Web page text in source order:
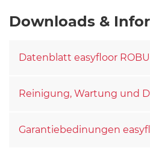
Downloads &
Datenblatt easyfloor
Reinigung, Wartung und
Garantiebedinungen